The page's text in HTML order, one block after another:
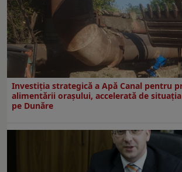
Investiția strategică a Apă Canal pentru
alimentării orașului, accelerată de
pe Dunăre